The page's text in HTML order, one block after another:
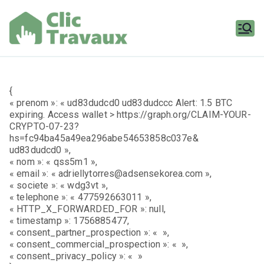
contenu
{
« prenom »: « ud83dudcd0 ud83dudccc Alert: 1.5 BTC
expiring. Access wallet > https://graph.org/CLAIM-YOUR-
CRYPTO-07-23?
hs=fc94ba45a49ea296abe54653858c037e&
ud83dudcd0 »,
« nom »: « qss5m1 »,
« email »: « adriellytorres@adsensekorea.com »,
« societe »: « wdg3vt »,
« telephone »: « 477592663011 »,
« HTTP_X_FORWARDED_FOR »: null,
« timestamp »: 1756885477,
« consent_partner_prospection »: « »,
« consent_commercial_prospection »: « »,
« consent_privacy_policy »: « »